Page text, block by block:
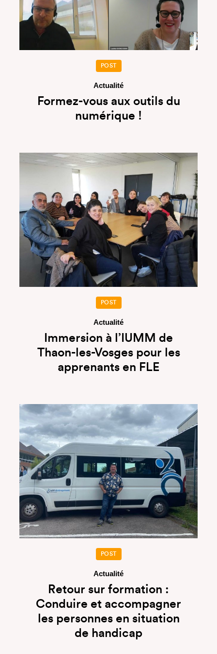
POST
Actualité
Formez-vous aux outils du
numérique !
POST
Actualité
Immersion à l’IUMM de
Thaon-les-Vosges pour les
apprenants en FLE
POST
Actualité
Retour sur formation :
Conduire et accompagner
les personnes en situation
de handicap